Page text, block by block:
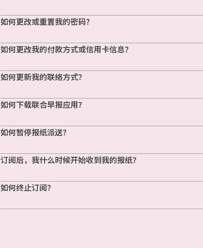
如何更改或重置我的密码？
如何更改我的付款方式或信用卡信息？
如何更新我的联络方式？
如何下载联合早报应用？
如何暂停报纸派送？
订阅后，我什么时候开始收到我的报纸？
如何终止订阅？